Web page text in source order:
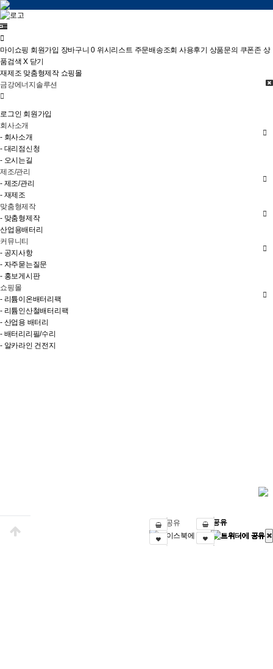
마이쇼핑 회원가입 장바구니0 위시리스트 주문배송조회 사용후기 상품문의 쿠폰존 상
품검색 X 닫기
재제조 맞춤형제작 쇼핑몰
금강에너지솔루션
로그인 회원가입
회사소개
- 회사소개
- 대리점신청
- 오시는길
제조/관리
- 제조/관리
- 재제조
맞춤형제작
- 맞춤형제작
산업용배터리
커뮤니티
- 공지사항
- 자주묻는질문
- 홍보게시판
쇼핑몰
- 리튬이온배터리팩
- 리튬인산철배터리팩
- 산업용 배터리
- 배터리리필/수리
- 알카라인 건전지
SNS 공유 SNS 공유
SNS 공유
SNS 공유
SNS 공유
SNS 공유
SNS 공유
SNS 공유
SNS 공유
SNS 공유
SNS 공유
SNS 공유